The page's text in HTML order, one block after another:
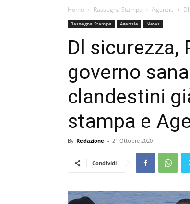
Home Rassegna Stampa Agenzie
Rassegna Stampa Agenzie News
Dl sicurezza,
governo
clandestini
stampa e
By Redazione - 21 Ottobre 2020
Condividi